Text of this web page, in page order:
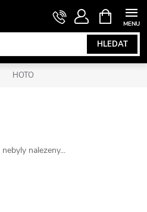
HLEDAT
NÁKUPNÍ
KOŠÍK
HOTO
nebyly nalezeny...